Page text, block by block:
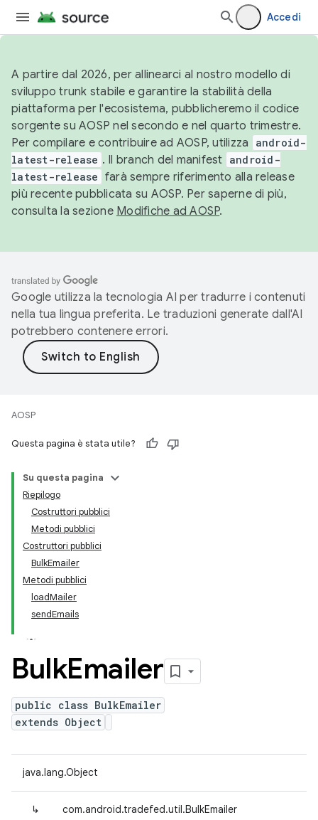
Accedi
A partire dal 2026, per allinearci al nostro modello di
sviluppo trunk stabile e garantire la stabilità della
piattaforma per l'ecosistema, pubblicheremo il codice
sorgente su AOSP nel secondo e nel quarto trimestre.
Per compilare e contribuire ad AOSP, utilizza
android-
latest-release . Il branch del manifest android-
latest-release farà sempre riferimento alla release
più recente pubblicata su AOSP. Per saperne di più,
consulta la sezione Modifiche ad AOSP.
Google utilizza la tecnologia AI per tradurre i contenuti
nella tua lingua preferita. Le traduzioni generate dall'AI
potrebbero contenere errori.
AOSP
Questa pagina è stata utile?
Su questa pagina
Riepilogo
Costruttori pubblici
Metodi pubblici
Costruttori pubblici
BulkEmailer
Metodi pubblici
loadMailer
sendEmails
BulkEmailer
public class BulkEmailer
extends Object
java.lang.Object
↳ com.android.tradefed.util.BulkEmailer